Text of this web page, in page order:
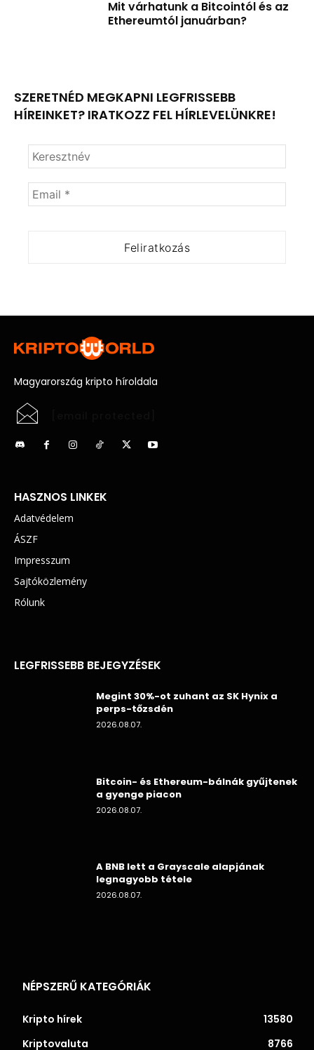
Mit várhatunk a Bitcointól és az
Ethereumtól januárban?
SZERETNÉD MEGKAPNI LEGFRISSEBB
HÍREINKET? IRATKOZZ FEL HÍRLEVELÜNKRE!
Magyarország kripto híroldala
HASZNOS LINKEK
Adatvédelem
ÁSZF
Impresszum
Sajtóközlemény
Rólunk
LEGFRISSEBB BEJEGYZÉSEK
Megint 30%-ot zuhant az SK Hynix a
perps-tőzsdén
2026.08.07.
Bitcoin- és Ethereum-bálnák gyűjtenek
a gyenge piacon
2026.08.07.
A BNB lett a Grayscale alapjának
legnagyobb tétele
2026.08.07.
NÉPSZERŰ KATEGÓRIÁK
Kripto hírek
13580
Kriptovaluta
8766